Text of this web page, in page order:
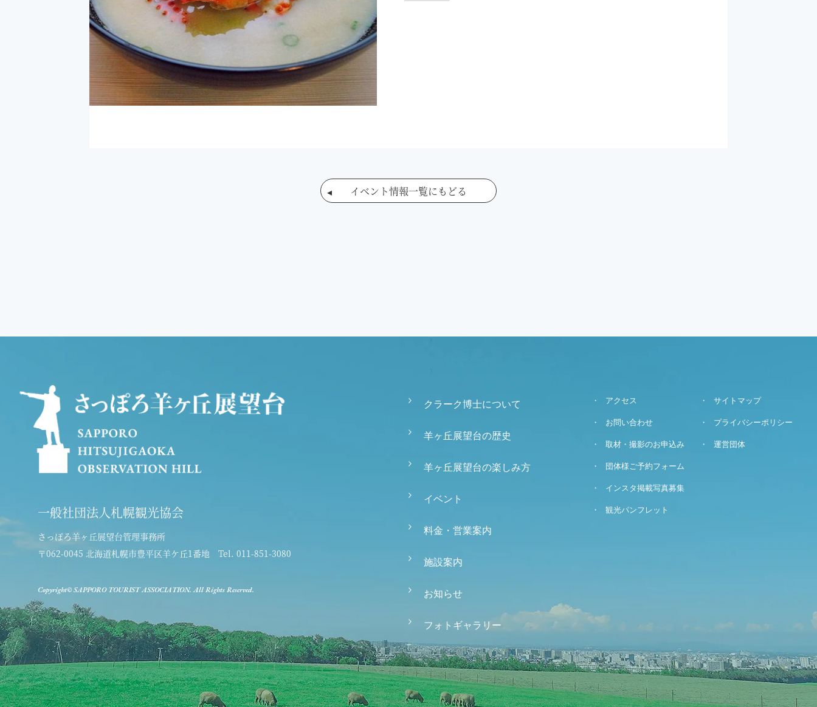
イベント情報一覧にもどる
一般社団法人札幌観光協会
さっぽろ羊ヶ丘展望台管理事務所
〒062-0045 北海道札幌市豊平区羊ケ丘1番地 Tel. 011-851-3080
Copyright© SAPPORO TOURIST ASSOCIATION. All Rights Reserved.
クラーク博士について
羊ヶ丘展望台の歴史
羊ヶ丘展望台の楽しみ方
イベント
料金・営業案内
施設案内
お知らせ
フォトギャラリー
アクセス
お問い合わせ
取材・撮影のお申込み
団体様ご予約フォーム
インスタ掲載写真募集
観光パンフレット
サイトマップ
プライバシーポリシー
運営団体